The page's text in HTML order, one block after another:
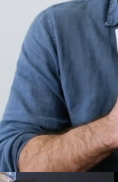
Loaded
45.22%